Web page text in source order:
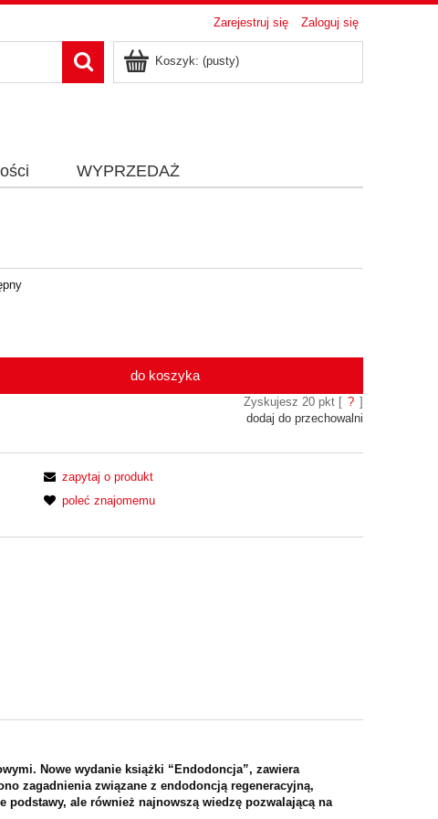
Zarejestruj się Zaloguj się
Koszyk: (pusty)
WYPRZEDAŻ
do koszyka
Zyskujesz 20pkt [ ? ]
dodaj do przechowalni
zapytaj o produkt
poleć znajomemu
Nowe wydanie książki “Endodoncja”, zawiera
zagadnienia związane z endodoncją regeneracyjną,
podstawy, ale również najnowszą wiedzę pozwalającą na